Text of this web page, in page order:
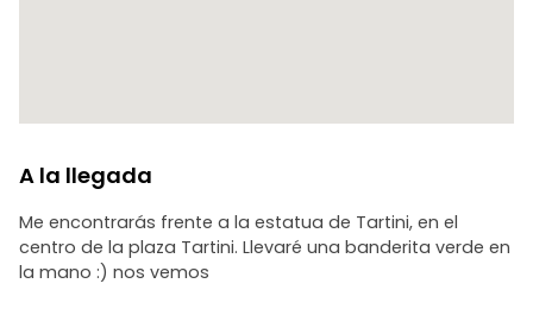
A la llegada
Me encontrarás frente a la estatua de Tartini, en el
centro de la plaza Tartini. Llevaré una banderita verde en
la mano :) nos vemos